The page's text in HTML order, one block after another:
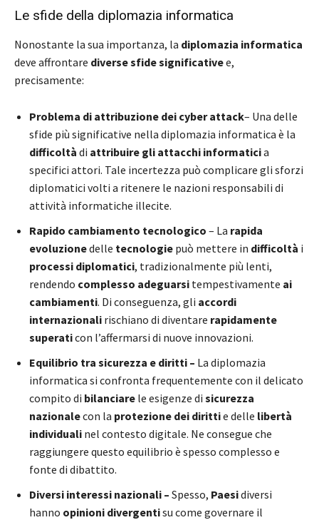
Le sfide della diplomazia informatica
Nonostante la sua importanza, la diplomazia informatica
deve affrontare diverse sfide significativee,
precisamente:
Problema di attribuzione dei cyber attack– Una delle
sfide più significative nella diplomazia informatica è la
difficoltà di attribuire gli attacchi informaticia
specifici attori. Tale incertezza può complicare gli sforzi
diplomatici volti a ritenere le nazioni responsabili di
attività informatiche illecite.
Rapido cambiamento tecnologico – La rapida
evoluzionedelle tecnologie può mettere in difficoltà i
processi diplomatici, tradizionalmente più lenti,
rendendo complesso adeguarsi tempestivamente ai
cambiamenti. Di conseguenza, gli accordi
internazionali rischiano di diventare rapidamente
superaticon l’affermarsi di nuove innovazioni.
Equilibrio tra sicurezza e diritti – La diplomazia
informatica si confronta frequentemente con il delicato
compito di bilanciare le esigenze di sicurezza
nazionalecon la protezione dei dirittie delle libertà
individuali nel contesto digitale. Ne consegue che
raggiungere questo equilibrio è spesso complesso e
fonte di dibattito.
Diversi interessi nazionali – Spesso, Paesidiversi
hanno opinioni divergentisu come governare il